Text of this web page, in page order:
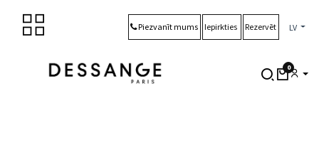
0
Piezvanīt mums Iepirkties Rezervēt LV